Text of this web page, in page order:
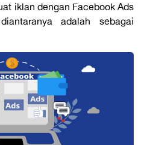
iklan dengan Facebook Ads
adalah sebagai